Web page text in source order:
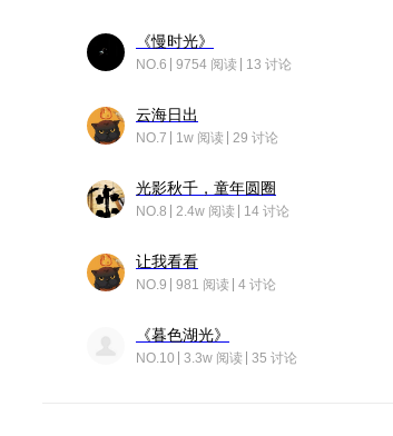
《慢时光》
NO.6 9754 阅读 13 讨论
云海日出
NO.7 1w 阅读 29 讨论
光影秋千，童年圆圈
NO.8 2.4w 阅读 14 讨论
让我看看
NO.9 981 阅读 4 讨论
《暮色湖光》
NO.10 3.3w 阅读 35 讨论